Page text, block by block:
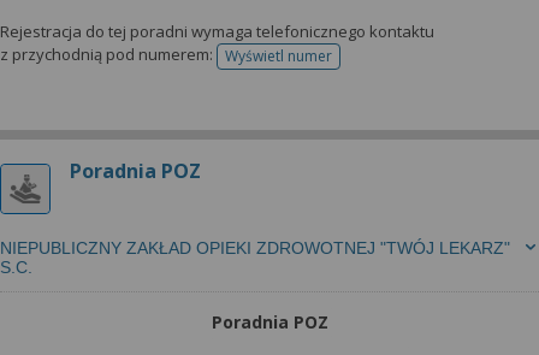
Rejestracja do tej poradni wymaga telefonicznego kontaktu
z przychodnią pod numerem:
Wyświetl numertelefonu do rejestracji
Poradnia POZ
NIEPUBLICZNY ZAKŁAD OPIEKI ZDROWOTNEJ "TWÓJ LEKARZ"
S.C.
Poradnia POZ